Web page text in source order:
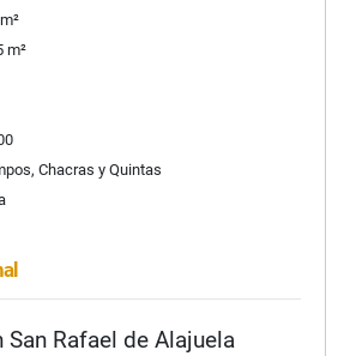
m²
Chacras y Quintas
San Rafael de Alajuela